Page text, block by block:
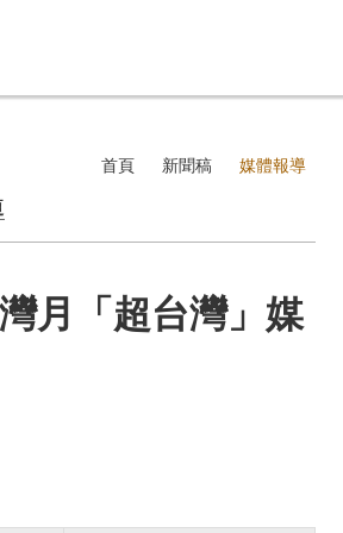
首頁 新聞稿 媒體報導
月「超台灣」媒